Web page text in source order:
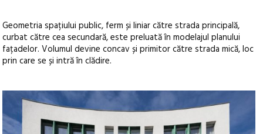
Geometria spațiului public, ferm și liniar către strada principală,
curbat către cea secundară, este preluată în modelajul planului
fațadelor. Volumul devine concav și primitor către strada mică, loc
prin care se și intră în clădire.